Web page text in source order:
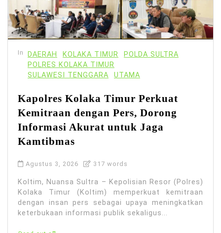
In DAERAH KOLAKA TIMUR
POLDA SULTRA
POLRES KOLAKA TIMUR
SULAWESI TENGGARA
UTAMA
Kapolres Kolaka Timur Perkuat
Kemitraan dengan Pers, Dorong
Informasi Akurat untuk Jaga
Kamtibmas
Agustus 3, 2026 317 words
Koltim, Nuansa Sultra – Kepolisian Resor (Polres)
Kolaka Timur (Koltim) memperkuat kemitraan
dengan insan pers sebagai upaya meningkatkan
keterbukaan informasi publik sekaligus...